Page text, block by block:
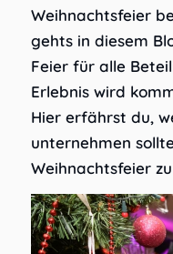
Weihnachtsfeier
gehts in diesem
Feier für alle
Erlebnis wird
Hier erfährst du,
unternehmen
Weihnachtsfeier